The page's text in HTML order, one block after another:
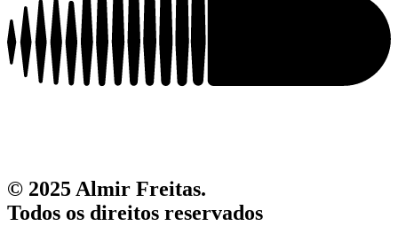
© 2025 Almir Freitas.
Todos os direitos reservados